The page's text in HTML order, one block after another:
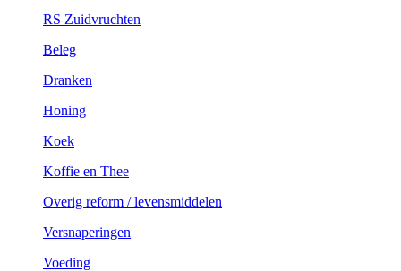
RS Zuidvruchten
Beleg
Dranken
Honing
Koek
Koffie en Thee
Overig reform / levensmiddelen
Versnaperingen
Voeding